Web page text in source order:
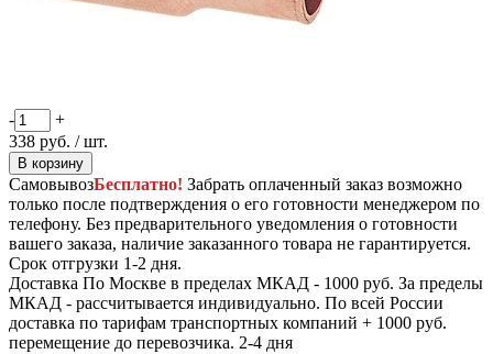
-
+
338 руб. / шт.
В корзину
СамовывозБесплатно! Забрать оплаченный заказ возможно
только после подтверждения о его готовности менеджером по
телефону. Без предварительного уведомления о готовности
вашего заказа, наличие заказанного товара не гарантируется.
Срок отгрузки 1-2 дня.
Доставка По Москве в пределах МКАД - 1000 руб. За пределы
МКАД - рассчитывается индивидуально. По всей России
доставка по тарифам транспортных компаний + 1000 руб.
перемещение до перевозчика. 2-4 дня